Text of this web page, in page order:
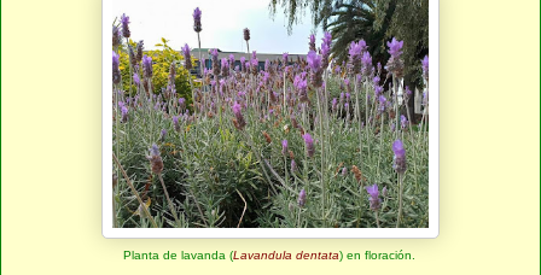
Planta de lavanda (Lavandula dentata) en floración.